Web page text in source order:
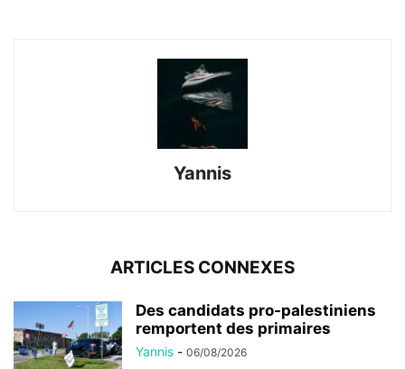
Yannis
ARTICLES CONNEXES
Des candidats pro-palestiniens
remportent des primaires
Yannis - 06/08/2026